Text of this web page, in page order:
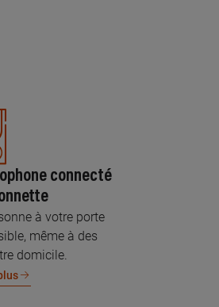
connecté
à votre porte
même à des
domicile.